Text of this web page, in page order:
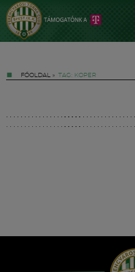
FŐOLDAL » TAG: KOPER
Hírek